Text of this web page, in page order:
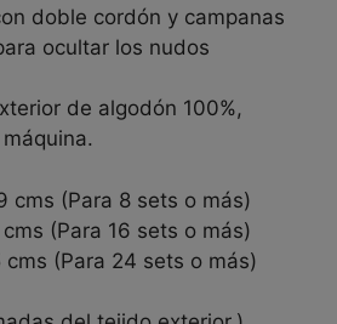
doble cordón y campanas
ocultar los nudos
de algodón 100%,
cms (Para 8 sets o más)
(Para 16 sets o más)
cms (Para 24 sets o más)